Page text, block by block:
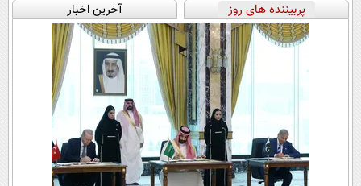
پربیننده های روز آخرین اخبار